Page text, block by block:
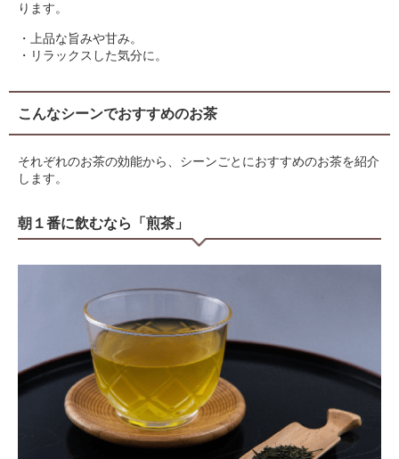
ります。
・上品な旨みや甘み。
・リラックスした気分に。
こんなシーンでおすすめのお茶
それぞれのお茶の効能から、シーンごとにおすすめのお茶を紹介
します。
朝１番に飲むなら「煎茶」